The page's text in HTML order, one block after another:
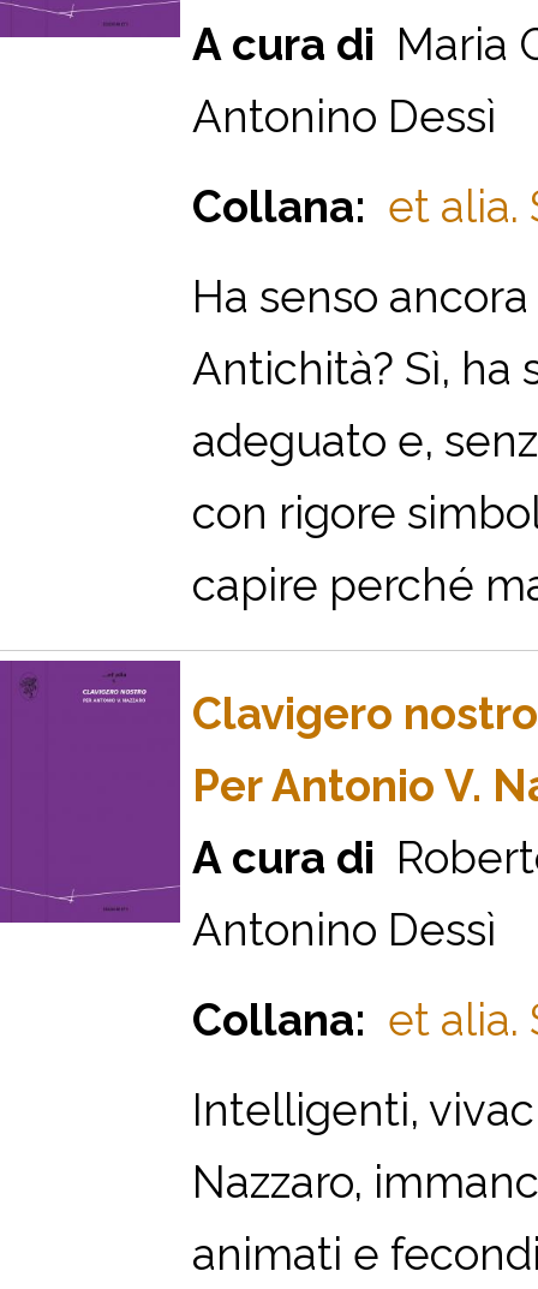
A cura di Maria
Antonino Dessì
Collana: et alia.
Ha senso
Antichità? Sì, ha
adeguato e,
con rigore
capire perché
Clavigero nostro
Per Antonio V.
A cura di
Antonino Dessì
Collana: et alia.
Intelligenti,
Nazzaro,
animati e